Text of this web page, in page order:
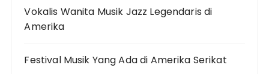
Vokalis Wanita Musik Jazz Legendaris di
Amerika
Festival Musik Yang Ada di Amerika Serikat